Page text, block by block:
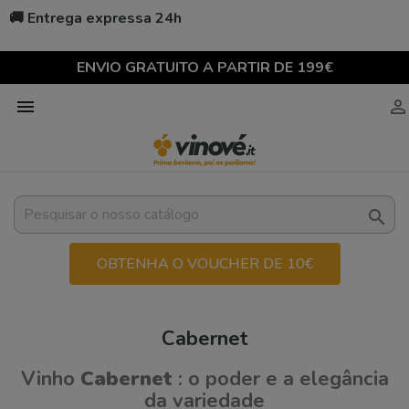
🚚 Entrega expressa 24h
ENVIO GRATUITO A PARTIR DE 199€
 

OBTENHA O VOUCHER DE 10€
Cabernet
Vinho Cabernet : o poder e a elegância
da variedade